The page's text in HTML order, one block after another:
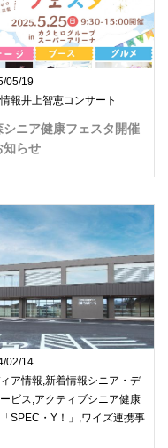
05/19
報井上智恵コンサート
シニア健康フェスタ開催
知らせ
02/14
ィア情報,新着情報シニア・デ
ビス,アクティブシニア健康
SPEC・Y！」,ワイズ連携事